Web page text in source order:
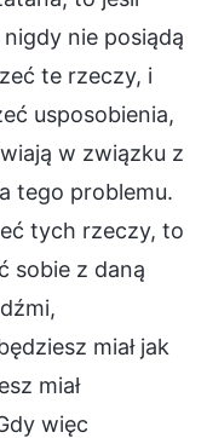
nie posiądą
te rzeczy, i
usposobienia,
w związku z
tego problemu.
tych rzeczy, to
sobie z daną
miał jak
miał
więc